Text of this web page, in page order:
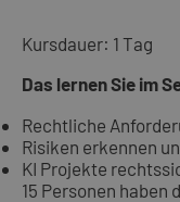
Kursdauer: 1 Tag
Das lernen Sie im
Rechtliche
Risiken erkennen
KI Projekte
15 Personen haben